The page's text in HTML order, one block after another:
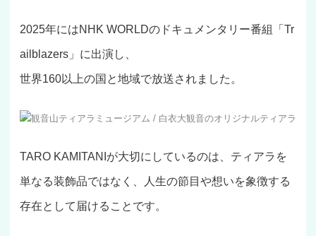
2025年にはNHK WORLDのドキュメンタリー番組「Tr
ailblazers」に出演し、
世界160以上の国と地域で放送されました。
観音山ティアラミュージアム / 白衣大観音のオリジナルティアラ
TARO KAMITANIが大切にしているのは、ティアラを
単なる装飾品ではなく、人生の節目や想いを象徴する
存在として届けることです。